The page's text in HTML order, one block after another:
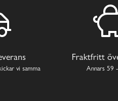
vi samma
Fraktfritt
Annars 59